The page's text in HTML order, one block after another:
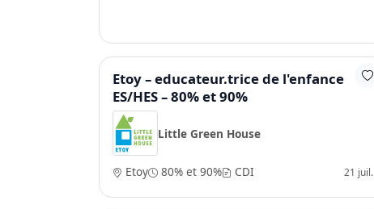
Etoy – educateur.trice de l'enfance
ES/HES – 80% et 90%
Little Green House
Etoy 80% et 90% CDI 21 juil.